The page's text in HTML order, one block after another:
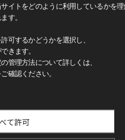
ザイン可能性をお楽しみいただ
らモダンなグレー、トレンド
まで、 独創的で洗練された空
。
を通じて、理想の空間づくりを
イトをどのように利用しているかを
す。
可するかどうかを選択し、
きます。
管理方法について詳しくは、
確認ください。
て許可